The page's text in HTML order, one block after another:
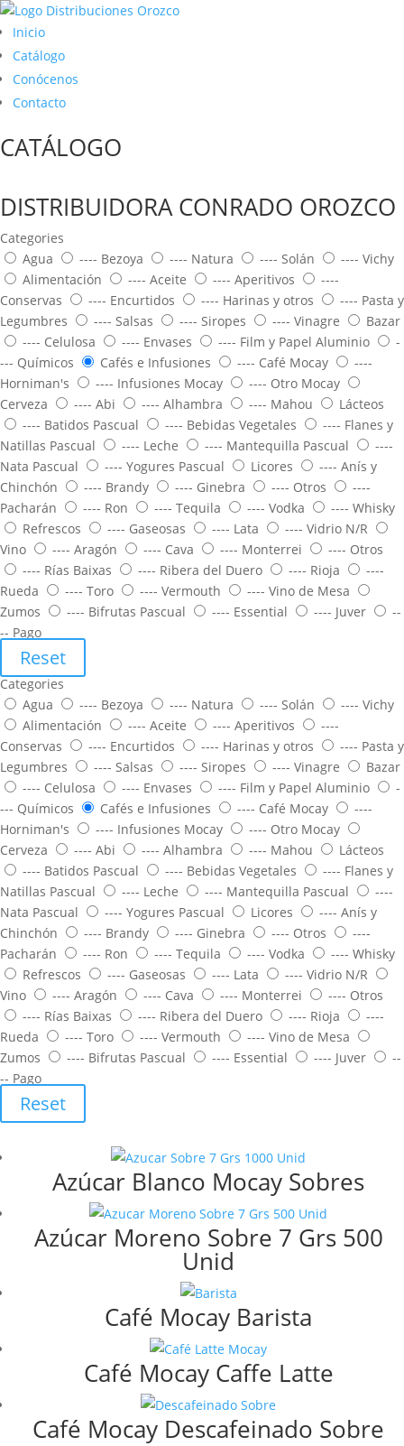
Inicio
Catálogo
Conócenos
Contacto
CATÁLOGO
DISTRIBUIDORA CONRADO OROZCO
Categories
Agua
---- Bezoya ---- Natura ---- Solán
---- Vichy
Alimentación
---- Aceite ---- Aperitivos
----
Conservas
---- Encurtidos ---- Harinas y otros
---- Pasta y
Legumbres
---- Salsas ---- Siropes ---- Vinagre
Bazar
---- Celulosa
---- Envases ---- Film y Papel Aluminio
-
--- Químicos
Cafés e Infusiones ---- Café Mocay
----
Horniman's
---- Infusiones Mocay
---- Otro Mocay
Cerveza
---- Abi ---- Alhambra ---- Mahou
Lácteos
---- Batidos Pascual
---- Bebidas Vegetales
---- Flanes y
Natillas Pascual
---- Leche ---- Mantequilla Pascual
----
Nata Pascual
---- Yogures Pascual Licores
---- Anís y
Chinchón
---- Brandy ---- Ginebra ---- Otros
----
Pacharán
---- Ron ---- Tequila ---- Vodka
---- Whisky
Refrescos
---- Gaseosas ---- Lata
---- Vidrio N/R
Vino
---- Aragón ---- Cava ---- Monterrei
---- Otros
---- Rías Baixas
---- Ribera del Duero ---- Rioja
----
Rueda
---- Toro ---- Vermouth
---- Vino de Mesa
Zumos
---- Bifrutas Pascual ---- Essential ---- Juver
--
-- Pago
Reset
Categories
Agua
---- Bezoya ---- Natura ---- Solán
---- Vichy
Alimentación
---- Aceite ---- Aperitivos
----
Conservas
---- Encurtidos ---- Harinas y otros
---- Pasta y
Legumbres
---- Salsas ---- Siropes ---- Vinagre
Bazar
---- Celulosa
---- Envases ---- Film y Papel Aluminio
-
--- Químicos
Cafés e Infusiones ---- Café Mocay
----
Horniman's
---- Infusiones Mocay
---- Otro Mocay
Cerveza
---- Abi ---- Alhambra ---- Mahou
Lácteos
---- Batidos Pascual
---- Bebidas Vegetales
---- Flanes y
Natillas Pascual
---- Leche ---- Mantequilla Pascual
----
Nata Pascual
---- Yogures Pascual Licores
---- Anís y
Chinchón
---- Brandy ---- Ginebra ---- Otros
----
Pacharán
---- Ron ---- Tequila ---- Vodka
---- Whisky
Refrescos
---- Gaseosas ---- Lata
---- Vidrio N/R
Vino
---- Aragón ---- Cava ---- Monterrei
---- Otros
---- Rías Baixas
---- Ribera del Duero ---- Rioja
----
Rueda
---- Toro ---- Vermouth
---- Vino de Mesa
Zumos
---- Bifrutas Pascual ---- Essential ---- Juver
--
-- Pago
Reset
Azúcar Blanco Mocay Sobres
Azúcar Moreno Sobre 7 Grs 500
Unid
Café Mocay Barista
Café Mocay Caffe Latte
Café Mocay Descafeinado Sobre